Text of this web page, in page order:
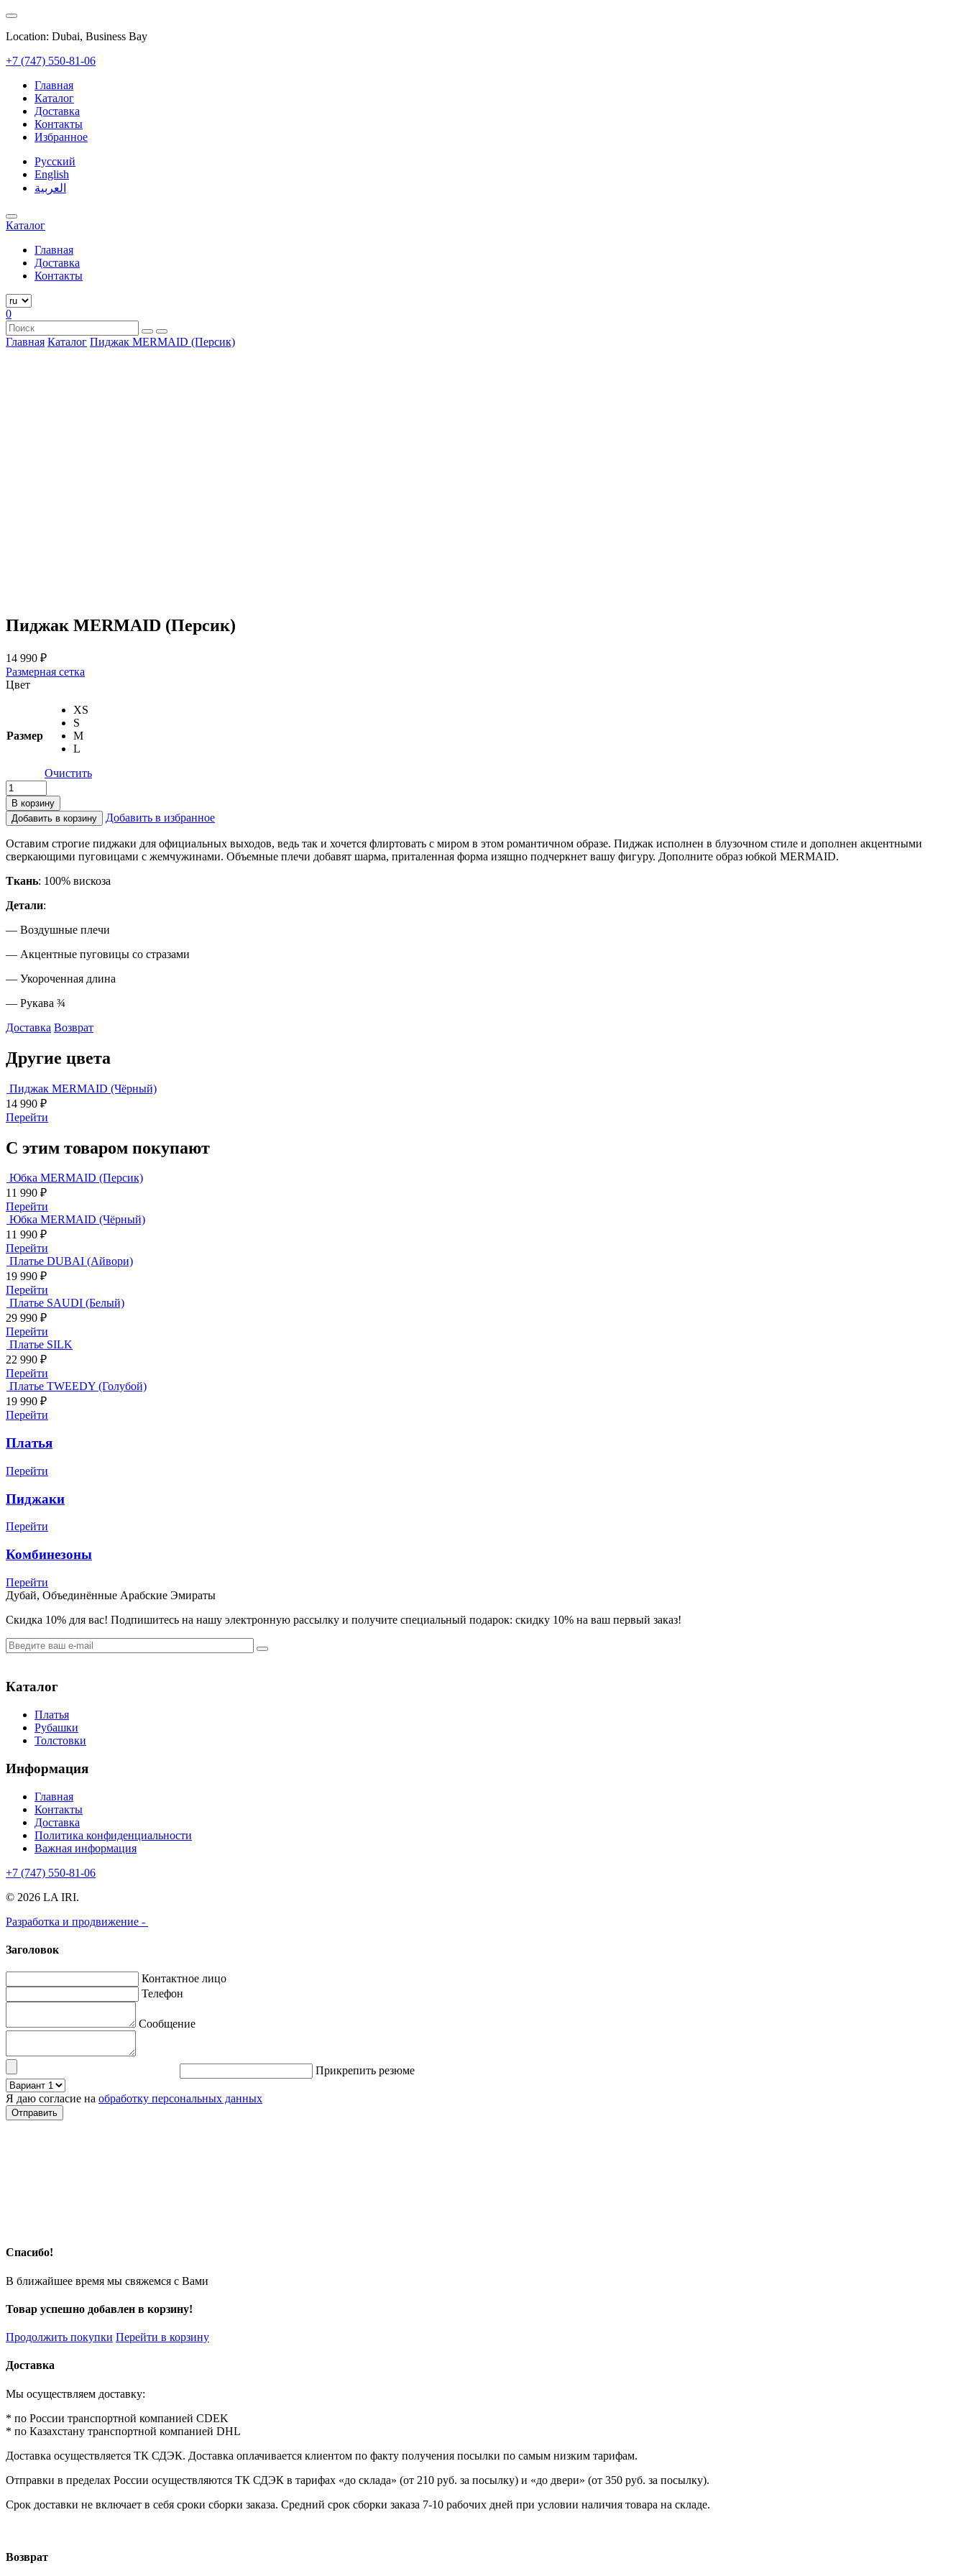
Location: Dubai, Business Bay
+7 (747) 550-81-06
Главная
Каталог
Доставка
Контакты
Избранное
Русский
English
العربية
Каталог
Главная
Доставка
Контакты
0
Главная Каталог Пиджак MERMAID (Персик)
Пиджак MERMAID (Персик)
14 990 ₽
Размерная сетка
Цвет
Размер
XS
S
M
L
Очистить
В корзину
Добавить в корзину
Добавить в избранное
Оставим строгие пиджаки для официальных выходов, ведь так и хочется флиртовать с миром в этом романтичном образе. Пиджак исполнен в блузочном стиле и дополнен акцентными
сверкающими пуговицами с жемчужинами. Объемные плечи добавят шарма, приталенная форма изящно подчеркнет вашу фигуру. Дополните образ юбкой MERMAID.
Ткань: 100% вискоза
Детали:
— Воздушные плечи
— Акцентные пуговицы со стразами
— Укороченная длина
— Рукава ¾
Доставка Возврат
Другие цвета
Пиджак MERMAID (Чёрный)
14 990 ₽
Перейти
С этим товаром покупают
Юбка MERMAID (Персик)
11 990 ₽
Перейти
Юбка MERMAID (Чёрный)
11 990 ₽
Перейти
Платье DUBAI (Айвори)
19 990 ₽
Перейти
Платье SAUDI (Белый)
29 990 ₽
Перейти
Платье SILK
22 990 ₽
Перейти
Платье TWEEDY (Голубой)
19 990 ₽
Перейти
Платья
Перейти
Пиджаки
Перейти
Комбинезоны
Перейти
Дубай, Объединённые Арабские Эмираты
Cкидка 10% для вас! Подпишитесь на нашу электронную рассылку и получите специальный подарок: скидку 10% на ваш первый заказ!
Каталог
Платья
Рубашки
Толстовки
Информация
Главная
Контакты
Доставка
Политика конфиденциальности
Важная информация
+7 (747) 550-81-06
© 2026 LA IRI.
Разработка и продвижение -
Заголовок
Контактное лицо
Телефон
Сообщение
Прикрепить резюме
Я даю согласие на обработку персональных данных
Спасибо!
В ближайшее время мы свяжемся с Вами
Товар успешно добавлен в корзину!
Продолжить покупки Перейти в корзину
Доставка
Мы осуществляем доставку:
* по России транспортной компанией CDEK
* по Казахстану транспортной компанией DHL
Доставка осуществляется ТК СДЭК. Доставка оплачивается клиентом по факту получения посылки по самым низким тарифам.
Отправки в пределах России осуществляются ТК СДЭК в тарифах «до склада» (от 210 руб. за посылку) и «до двери» (от 350 руб. за посылку).
Срок доставки не включает в себя сроки сборки заказа. Средний срок сборки заказа 7-10 рабочих дней при условии наличия товара на складе.
Возврат